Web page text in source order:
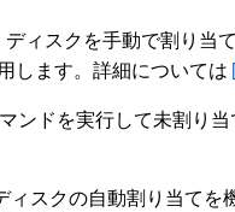
ディスクを手動で割り当
します。詳細については
ンドを実行して未割り当
スクの自動割り当て